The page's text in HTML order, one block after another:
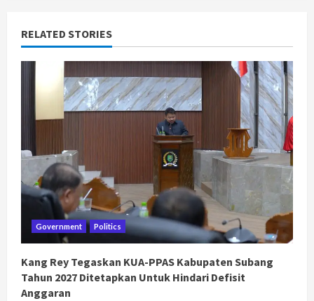
RELATED STORIES
Government Politics
Kang Rey Tegaskan KUA-PPAS Kabupaten Subang
Tahun 2027 Ditetapkan Untuk Hindari Defisit
Anggaran